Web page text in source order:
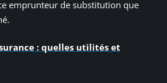
emprunteur de substitution que
: quelles utilités et